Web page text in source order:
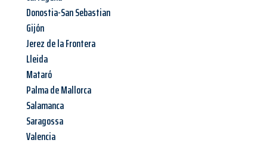
Donostia-San Sebastian
Gijón
Jerez de la Frontera
Lleida
Mataró
Palma de Mallorca
Salamanca
Saragossa
Valencia